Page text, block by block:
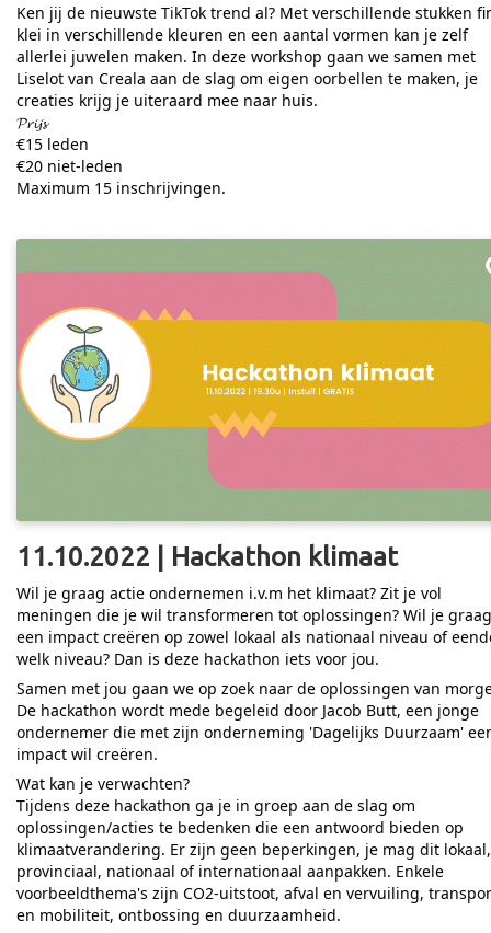
Ken jij de nieuwste TikTok trend al? Met verschillende stukken
klei in verschillende kleuren en een aantal vormen kan je zelf
allerlei juwelen maken. In deze workshop gaan we samen met
Liselot van Creala aan de slag om eigen oorbellen te maken, je
creaties krijg je uiteraard mee naar huis.
𝓟𝓻𝓲𝓳𝓼
€15 leden
€20 niet-leden
Maximum 15 inschrijvingen.
11.10.2022 | Hackathon klimaat
Wil je graag actie ondernemen i.v.m het klimaat? Zit je vol
meningen die je wil transformeren tot oplossingen? Wil je graag
een impact creëren op zowel lokaal als nationaal niveau of
welk niveau? Dan is deze hackathon iets voor jou.
Samen met jou gaan we op zoek naar de oplossingen van
De hackathon wordt mede begeleid door Jacob Butt, een jonge
ondernemer die met zijn onderneming 'Dagelijks Duurzaam'
impact wil creëren.
Wat kan je verwachten?
Tijdens deze hackathon ga je in groep aan de slag om
oplossingen/acties te bedenken die een antwoord bieden op
klimaatverandering. Er zijn geen beperkingen, je mag dit lokaal,
provinciaal, nationaal of internationaal aanpakken. Enkele
voorbeeldthema's zijn CO2-uitstoot, afval en vervuiling,
en mobiliteit, ontbossing en duurzaamheid.